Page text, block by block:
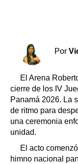
Por
El Arena
cierre de los IV
Panamá 2026. La
de ritmo para
una ceremonia
unidad.
El acto
himno nacional